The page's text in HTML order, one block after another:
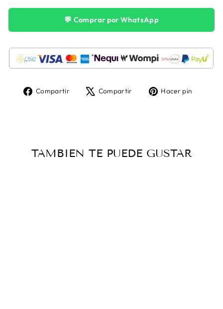
💬 Comprar por WhatsApp
Compartir
CompartirCompartir
TuitearHacer pin
TAMBIEN TE PUEDE GUSTAR